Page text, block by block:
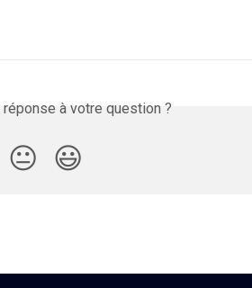
à votre question ?
😐 😃